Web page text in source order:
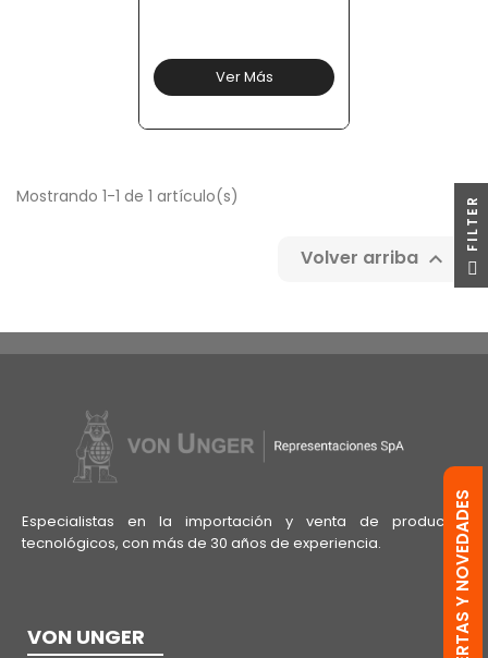
Ver Más
Mostrando 1-1 de 1 artículo(s)
Volver arriba 
Especialistas en la importación y venta de productos
tecnológicos, con más de 30 años de experiencia.
OFERTAS Y NOVEDADES
VON UNGER
R